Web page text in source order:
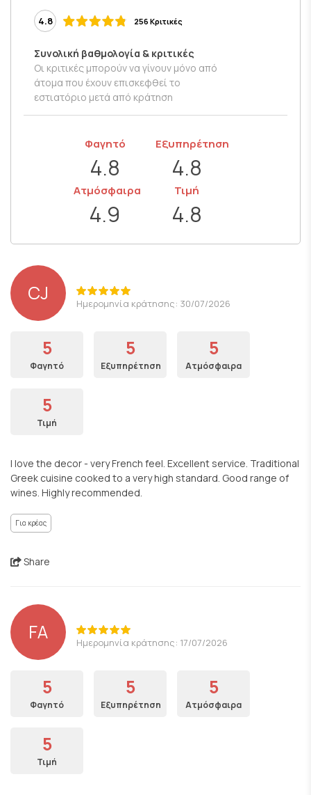
4.8 256 Κριτικές
Συνολική βαθμολογία & κριτικές
Οι κριτικές μπορούν να γίνουν μόνο από
άτομα που έχουν επισκεφθεί το
εστιατόριο μετά από κράτηση
Φαγητό
4.8
Εξυπηρέτηση
4.8
Ατμόσφαιρα
4.9
Τιμή
4.8
CJ Ημερομηνία κράτησης: 30/07/2026
5
Φαγητό
5
Εξυπηρέτηση
5
Ατμόσφαιρα
5
Τιμή
I love the decor - very French feel. Excellent service. Traditional
Greek cuisine cooked to a very high standard. Good range of
wines. Highly recommended.
Για κρέας
Share
FA Ημερομηνία κράτησης: 17/07/2026
5
Φαγητό
5
Εξυπηρέτηση
5
Ατμόσφαιρα
5
Τιμή